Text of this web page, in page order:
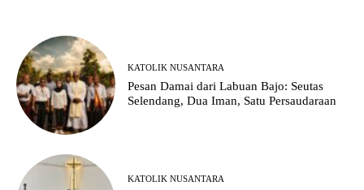
KATOLIK NUSANTARA
Pesan Damai dari Labuan Bajo: Seutas
Selendang, Dua Iman, Satu Persaudaraan
KATOLIK NUSANTARA